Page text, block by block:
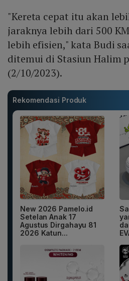
"Kereta cepat itu akan
jaraknya lebih dari 500
lebih efisien," kata Budi
ditemui di Stasiun Halim
(2/10/2023).
Rekomendasi Produk
New 2026 Pamelo.id
Setelan Anak 17
Agustus Dirgahayu 81
2026 Katun...